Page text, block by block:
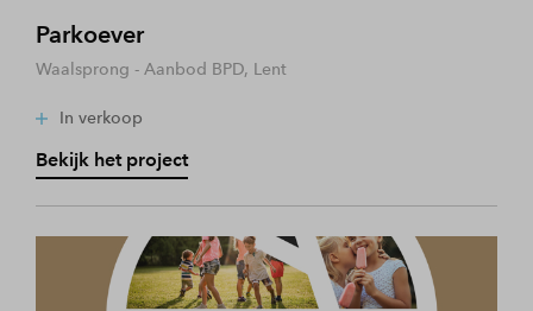
Parkoever
Waalsprong - Aanbod BPD, Lent
In verkoop
Bekijk het project